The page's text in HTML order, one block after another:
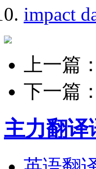
impact
上一篇：
下一篇：
主力翻译